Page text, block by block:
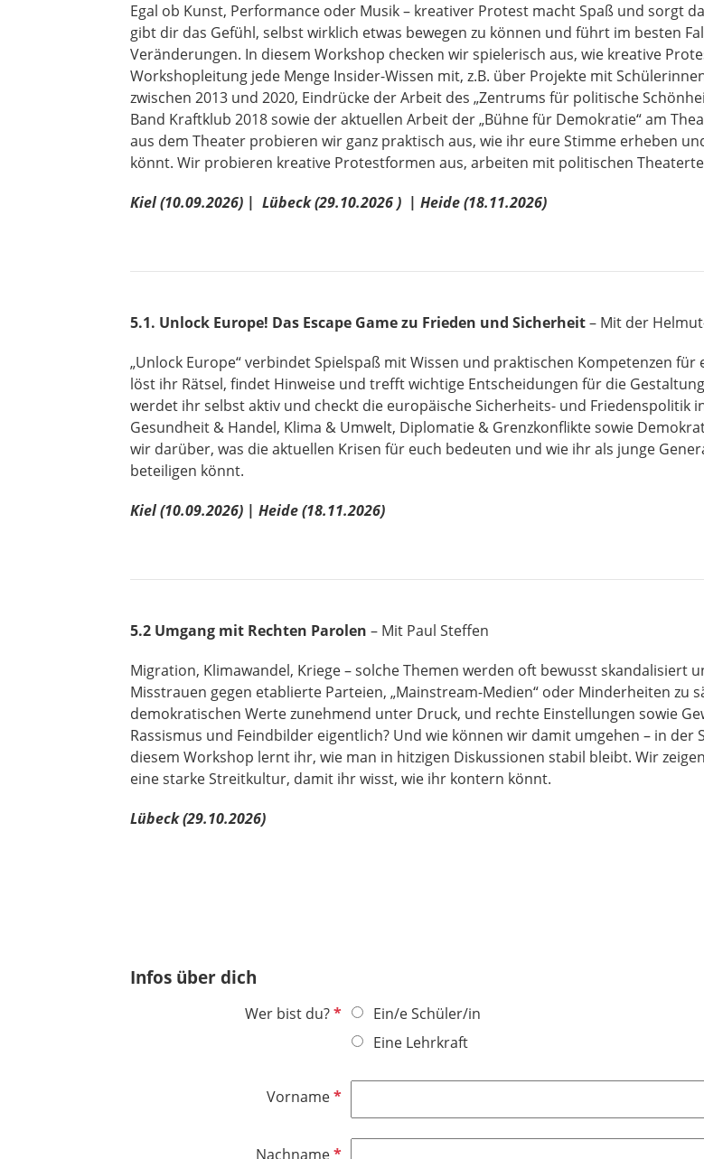
Egal ob Kunst, Performance oder Musik – kreativer Protest macht Spaß und sorgt
gibt dir das Gefühl, selbst wirklich etwas bewegen zu können und führt im besten
Veränderungen. In diesem Workshop checken wir spielerisch aus, wie kreative
Workshopleitung jede Menge Insider-Wissen mit, z.B. über Projekte mit
zwischen 2013 und 2020, Eindrücke der Arbeit des „Zentrums für politische
Band Kraftklub 2018 sowie der aktuellen Arbeit der „Bühne für Demokratie“ am
aus dem Theater probieren wir ganz praktisch aus, wie ihr eure Stimme erheben
könnt. Wir probieren kreative Protestformen aus, arbeiten mit politischen
Kiel (10.09.2026) | Lübeck (29.10.2026 ) | Heide (18.11.2026)
5.1. Unlock Europe! Das Escape Game zu Frieden und Sicherheit– Mit der
„Unlock Europe“ verbindet Spielspaß mit Wissen und praktischen Kompetenzen
löst ihr Rätsel, findet Hinweise und trefft wichtige Entscheidungen für die
werdet ihr selbst aktiv und checkt die europäische Sicherheits- und Friedenspolitik
Gesundheit & Handel, Klima & Umwelt, Diplomatie & Grenzkonflikte sowie
wir darüber, was die aktuellen Krisen für euch bedeuten und wie ihr als junge
beteiligen könnt.
Kiel (10.09.2026) | Heide (18.11.2026)
5.2 Umgang mit Rechten Parolen – Mit Paul Steffen
Migration, Klimawandel, Kriege – solche Themen werden oft bewusst skandalisiert
Misstrauen gegen etablierte Parteien, „Mainstream-Medien“ oder Minderheiten zu
demokratischen Werte zunehmend unter Druck, und rechte Einstellungen sowie
Rassismus und Feindbilder eigentlich? Und wie können wir damit umgehen – in der
diesem Workshop lernt ihr, wie man in hitzigen Diskussionen stabil bleibt. Wir
eine starke Streitkultur, damit ihr wisst, wie ihr kontern könnt.
Lübeck (29.10.2026)
Infos über dich
Wer bist du?P
c
Ein/e Schüler/in
Eine Lehrkraft
VornameP
NachnameP